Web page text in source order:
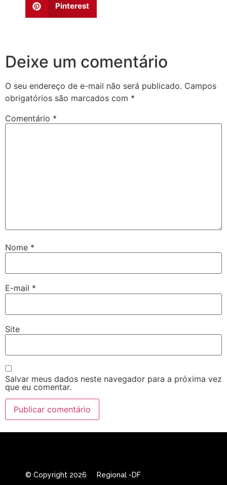
Pinterest
Deixe um comentário
O seu endereço de e-mail não será publicado. Campos
obrigatórios são marcados com *
Comentário *
Nome *
E-mail *
Site
Salvar meus dados neste navegador para a próxima vez
que eu comentar.
© Copyright 2026 Regional -DF